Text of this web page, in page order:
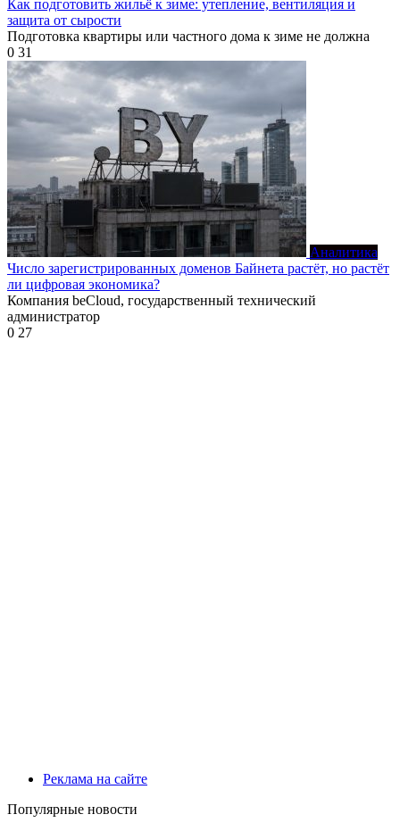
Как подготовить жильё к зиме: утепление, вентиляция и
защита от сырости
Подготовка квартиры или частного дома к зиме не должна
0 31
Аналитика
Число зарегистрированных доменов Байнета растёт, но растёт
ли цифровая экономика?
Компания beCloud, государственный технический
администратор
0 27
Реклама на сайте
Популярные новости